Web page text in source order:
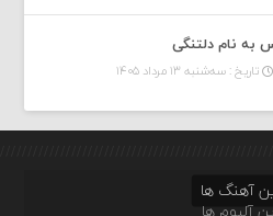
به نام دلتنگی
تاریخ : سه‌شنبه ۱۳ مرداد ۱۴۰۵
آهنگ ها
آلبوم ها